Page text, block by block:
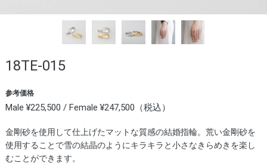
18TE-015
参考価格
Male ¥225,500 / Female ¥247,500（税込）
金剛砂を使用して仕上げたマットな質感の結婚指輪。荒い金剛砂を
使用することで雪の結晶のようにキラキラと小さなきらめきを楽し
むことができます。